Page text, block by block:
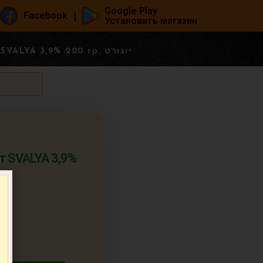
Facebook |
Google Play
Установить магазин
Греческий йогурт SVALYA 3,9% 200 гр. יוגורט
SVALYA 3,9%